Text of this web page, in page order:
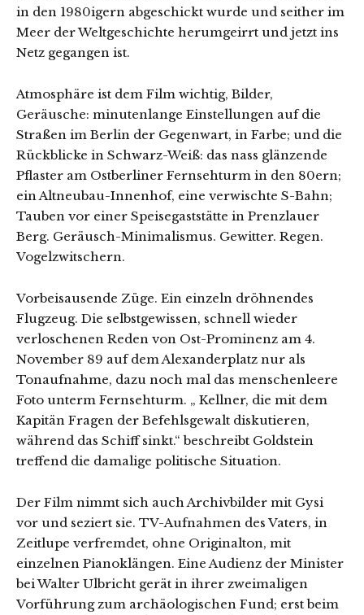
in den 1980igern abgeschickt wurde und seither im
Meer der Weltgeschichte herumgeirrt und jetzt ins
Netz gegangen ist.
Atmosphäre ist dem Film wichtig, Bilder,
Geräusche: minutenlange Einstellungen auf die
Straßen im Berlin der Gegenwart, in Farbe; und die
Rückblicke in Schwarz-Weiß: das nass glänzende
Pflaster am Ostberliner Fernsehturm in den 80ern;
ein Altneubau-Innenhof, eine verwischte S-Bahn;
Tauben vor einer Speisegaststätte in Prenzlauer
Berg. Geräusch-Minimalismus. Gewitter. Regen.
Vogelzwitschern.
Vorbeisausende Züge. Ein einzeln dröhnendes
Flugzeug. Die selbstgewissen, schnell wieder
verloschenen Reden von Ost-Prominenz am 4.
November 89 auf dem Alexanderplatz nur als
Tonaufnahme, dazu noch mal das menschenleere
Foto unterm Fernsehturm. „ Kellner, die mit dem
Kapitän Fragen der Befehlsgewalt diskutieren,
während das Schiff sinkt.“ beschreibt Goldstein
treffend die damalige politische Situation.
Der Film nimmt sich auch Archivbilder mit Gysi
vor und seziert sie. TV-Aufnahmen des Vaters, in
Zeitlupe verfremdet, ohne Originalton, mit
einzelnen Pianoklängen. Eine Audienz der Minister
bei Walter Ulbricht gerät in ihrer zweimaligen
Vorführung zum archäologischen Fund; erst beim